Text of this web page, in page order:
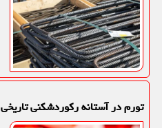
تورم در آستانه رکوردشکنی تاریخی